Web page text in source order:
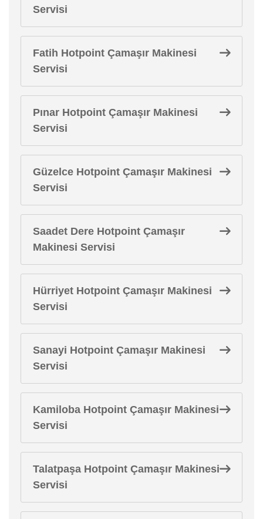
Servisi
Fatih Hotpoint Çamaşır Makinesi
Servisi
Pınar Hotpoint Çamaşır Makinesi
Servisi
Güzelce Hotpoint Çamaşır Makinesi
Servisi
Saadet Dere Hotpoint Çamaşır
Makinesi Servisi
Hürriyet Hotpoint Çamaşır Makinesi
Servisi
Sanayi Hotpoint Çamaşır Makinesi
Servisi
Kamiloba Hotpoint Çamaşır Makinesi
Servisi
Talatpaşa Hotpoint Çamaşır Makinesi
Servisi